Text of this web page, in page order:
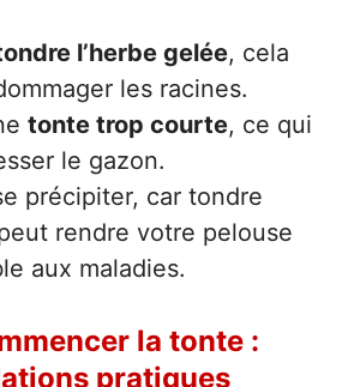
l’herbe gelée, cela
les racines.
tonte trop courte, ce qui
le gazon.
précipiter, car tondre
rendre votre pelouse
aux maladies.
la tonte :
pratiques